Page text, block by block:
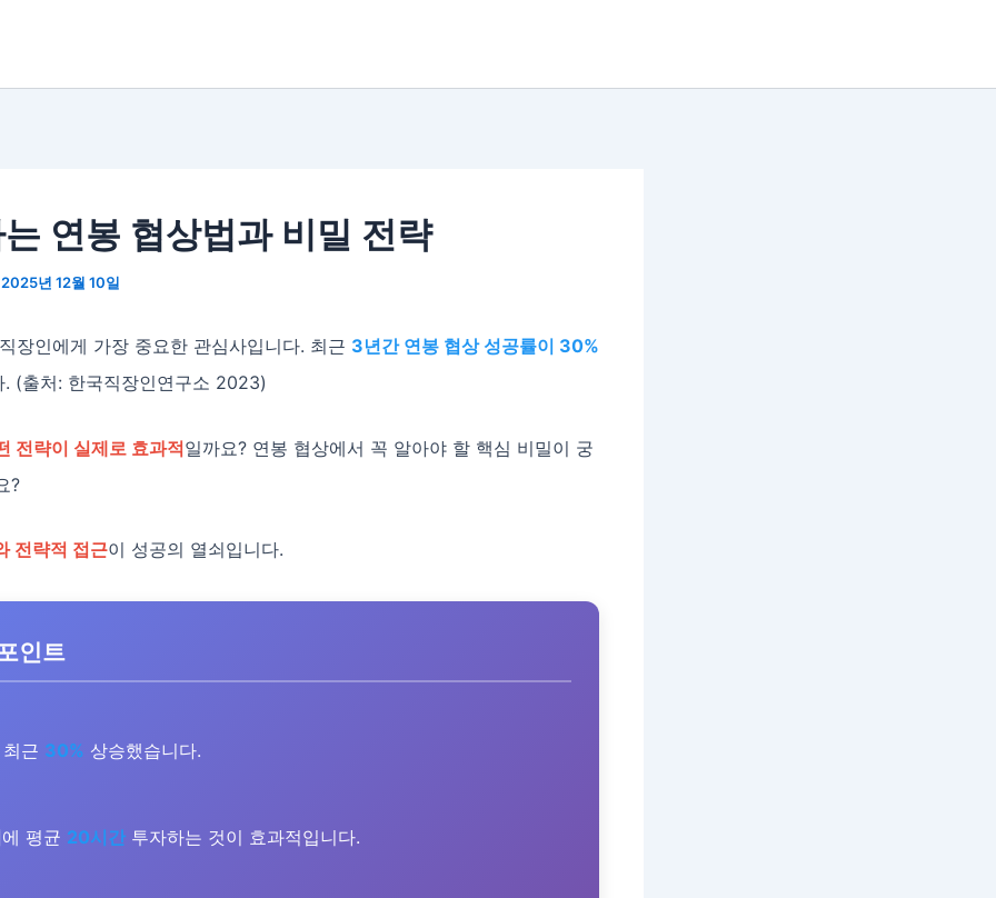
연봉 협상법과 비밀 전략
2025년 12월 10일
장인에게 가장 중요한 관심사입니다. 최근 3년간 연봉 협상 성공률이 30%
. (출처: 한국직장인연구소 2023)
전략이 실제로 효과적일까요? 연봉 협상에서 꼭 알아야 할 핵심 비밀이 궁
?
전략적 접근이 성공의 열쇠입니다.
인트
근 30% 상승했습니다.
에 평균 20시간 투자하는 것이 효과적입니다.